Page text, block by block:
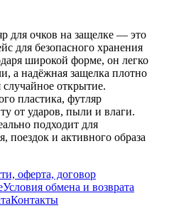
для очков на защелке — это
для безопасного хранения
широкой форме, он легко
а надёжная защелка плотно
открытие.
пластика, футляр
от ударов, пыли и влаги.
подходит для
поездок и активного образа
оферта, договор
Условия обмена и возврата
Контакты